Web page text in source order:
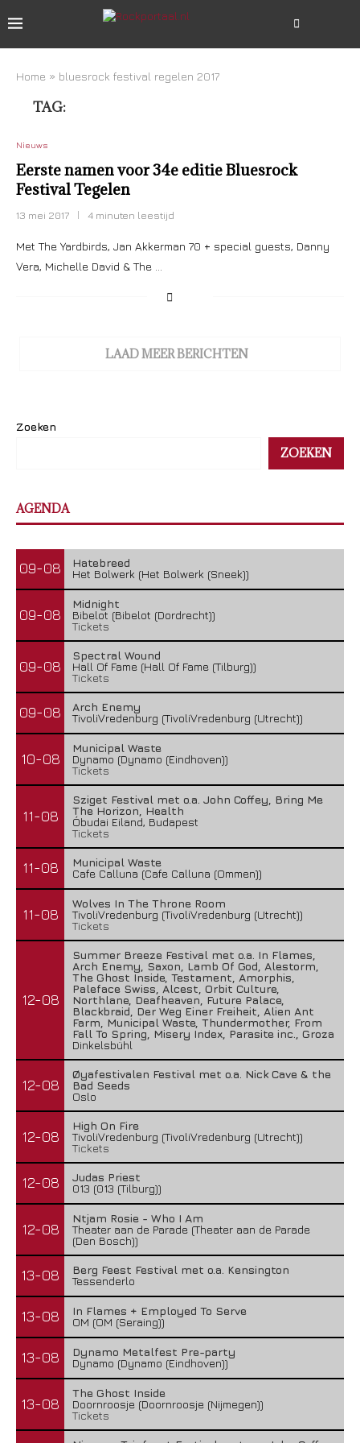
Home » bluesrock festival regelen 2017
TAG:
Nieuws
Eerste namen voor 34e editie Bluesrock
Festival Tegelen
13 mei 2017 4 minuten leestijd
Met The Yardbirds, Jan Akkerman 70 + special guests, Danny
Vera, Michelle David & The …
LAAD MEER BERICHTEN
Zoeken
ZOEKEN
AGENDA
09-08
Hatebreed
Het Bolwerk (Het Bolwerk (Sneek))
09-08
Midnight
Bibelot (Bibelot (Dordrecht))
Tickets
09-08
Spectral Wound
Hall Of Fame (Hall Of Fame (Tilburg))
Tickets
09-08
Arch Enemy
TivoliVredenburg (TivoliVredenburg (Utrecht))
10-08
Municipal Waste
Dynamo (Dynamo (Eindhoven))
Tickets
11-08
Sziget Festival met o.a. John Coffey, Bring Me
The Horizon, Health
Óbudai Eiland, Budapest
Tickets
11-08
Municipal Waste
Cafe Calluna (Cafe Calluna (Ommen))
11-08
Wolves In The Throne Room
TivoliVredenburg (TivoliVredenburg (Utrecht))
Tickets
12-08
Summer Breeze Festival met o.a. In Flames,
Arch Enemy, Saxon, Lamb Of God, Alestorm,
The Ghost Inside, Testament, Amorphis,
Paleface Swiss, Alcest, Orbit Culture,
Northlane, Deafheaven, Future Palace,
Blackbraid, Der Weg Einer Freiheit, Alien Ant
Farm, Municipal Waste, Thundermother, From
Fall To Spring, Misery Index, Parasite inc., Groza
Dinkelsbühl
12-08
Øyafestivalen Festival met o.a. Nick Cave & the
Bad Seeds
Oslo
12-08
High On Fire
TivoliVredenburg (TivoliVredenburg (Utrecht))
Tickets
12-08
Judas Priest
013 (013 (Tilburg))
12-08
Ntjam Rosie - Who I Am
Theater aan de Parade (Theater aan de Parade
(Den Bosch))
13-08
Berg Feest Festival met o.a. Kensington
Tessenderlo
13-08
In Flames + Employed To Serve
OM (OM (Seraing))
13-08
Dynamo Metalfest Pre-party
Dynamo (Dynamo (Eindhoven))
13-08
The Ghost Inside
Doornroosje (Doornroosje (Nijmegen))
Tickets